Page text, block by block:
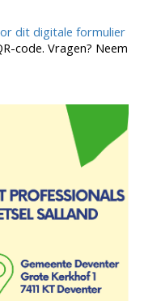
dit digitale formulier
code. Vragen? Neem